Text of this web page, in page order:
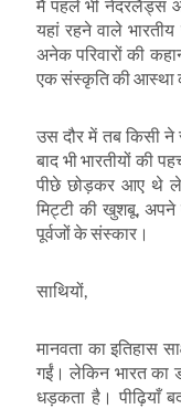
मैं पहले भी नेदरलैंड्स
यहां रहने वाले
अनेक परिवारों की
एक संस्कृति की आस्था
उस दौर में तब किसी ने
बाद भी भारतीयों की
पीछे छोड़कर आए थे
मिट्टी की खुशबू, अपने
पूर्वजों के संस्कार।
साथियों,
मानवता का इतिहास
गईं। लेकिन भारत का
धड़कता है। पीढ़ियाँ